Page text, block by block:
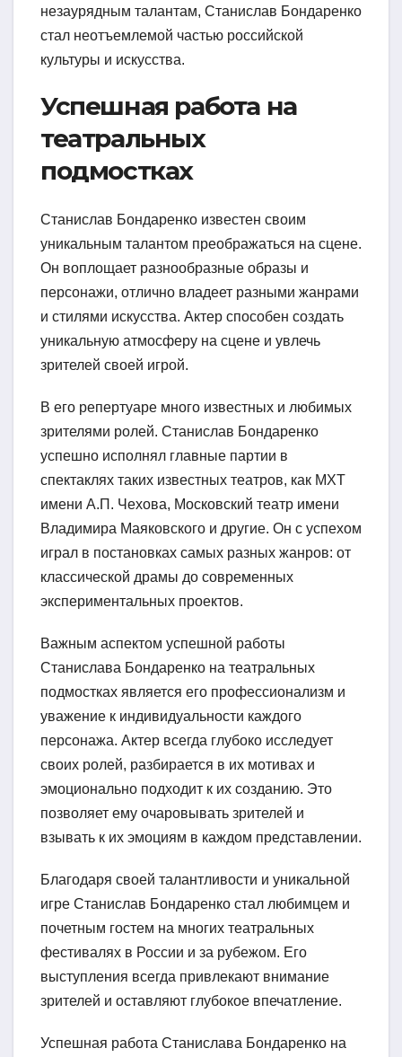
незаурядным талантам, Станислав Бондаренко
стал неотъемлемой частью российской
культуры и искусства.
Успешная работа на
театральных
подмостках
Станислав Бондаренко известен своим
уникальным талантом преображаться на сцене.
Он воплощает разнообразные образы и
персонажи, отлично владеет разными жанрами
и стилями искусства. Актер способен создать
уникальную атмосферу на сцене и увлечь
зрителей своей игрой.
В его репертуаре много известных и любимых
зрителями ролей. Станислав Бондаренко
успешно исполнял главные партии в
спектаклях таких известных театров, как МХТ
имени А.П. Чехова, Московский театр имени
Владимира Маяковского и другие. Он с успехом
играл в постановках самых разных жанров: от
классической драмы до современных
экспериментальных проектов.
Важным аспектом успешной работы
Станислава Бондаренко на театральных
подмостках является его профессионализм и
уважение к индивидуальности каждого
персонажа. Актер всегда глубоко исследует
своих ролей, разбирается в их мотивах и
эмоционально подходит к их созданию. Это
позволяет ему очаровывать зрителей и
взывать к их эмоциям в каждом представлении.
Благодаря своей талантливости и уникальной
игре Станислав Бондаренко стал любимцем и
почетным гостем на многих театральных
фестивалях в России и за рубежом. Его
выступления всегда привлекают внимание
зрителей и оставляют глубокое впечатление.
Успешная работа Станислава Бондаренко на